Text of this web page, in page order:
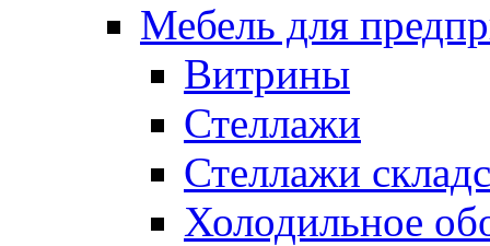
Мебель для
Витрины
Стеллажи
Стеллажи
Холодильное